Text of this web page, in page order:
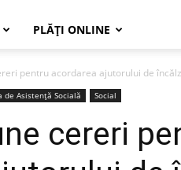
PLĂȚI ONLINE
pentru acordarea ajutorului de
de Asistență Socială Social
cereri